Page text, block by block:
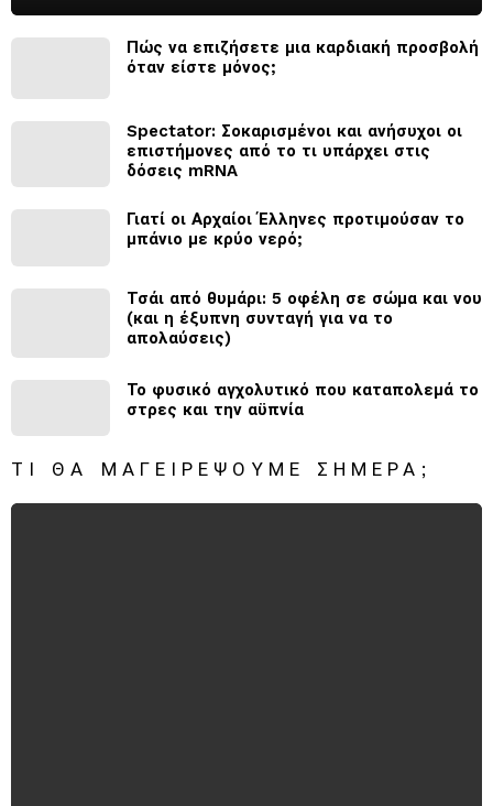
Πώς να επιζήσετε μια καρδιακή προσβολή
όταν είστε μόνος;
Spectator: Σοκαρισμένοι και ανήσυχοι οι
επιστήμονες από το τι υπάρχει στις
δόσεις mRNA
Γιατί οι Αρχαίοι Έλληνες προτιμούσαν το
μπάνιο με κρύο νερό;
Τσάι από θυμάρι: 5 οφέλη σε σώμα και νου
(και η έξυπνη συνταγή για να το
απολαύσεις)
Το φυσικό αγχολυτικό που καταπολεμά το
στρες και την αϋπνία
ΤΙ ΘΑ ΜΑΓΕΙΡΈΨΟΥΜΕ ΣΉΜΕΡΑ;